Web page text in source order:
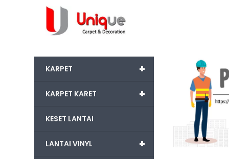
+
KARPET
+
KARPET KARET
KESET LANTAI
+
LANTAI VINYL